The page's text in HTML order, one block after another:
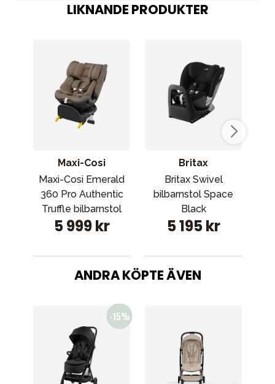
LIKNANDE PRODUKTER
Maxi-Cosi
Maxi-Cosi Emerald
360 Pro Authentic
Truffle bilbarnstol
5 999 kr
Britax
Britax Swivel
bilbarnstol Space
Black
5 195 kr
ANDRA KÖPTE ÄVEN